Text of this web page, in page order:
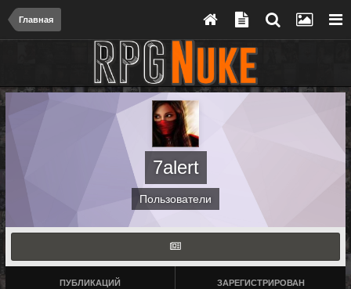
Главная
7alert
Пользователи
ПУБЛИКАЦИЙ ЗАРЕГИСТРИРОВАН